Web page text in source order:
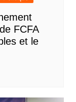
FCFA
et le